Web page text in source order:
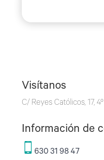
Visítanos
C/ Reyes Católicos, 17,
Información de
630 31 98 47